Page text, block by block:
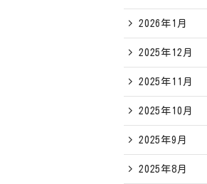
2026年1月
2025年12月
2025年11月
2025年10月
2025年9月
2025年8月